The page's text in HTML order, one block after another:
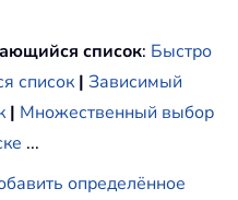
список: Быстро
список | Зависимый
| Множественный выбор
...
определённое